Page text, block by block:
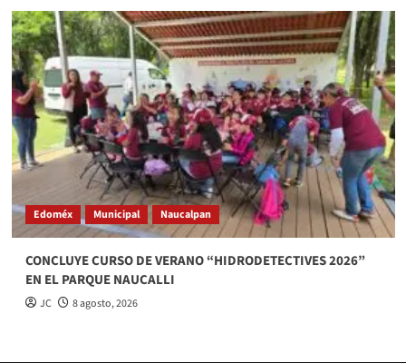
Edoméx Municipal Naucalpan
CONCLUYE CURSO DE VERANO “HIDRODETECTIVES 2026”
EN EL PARQUE NAUCALLI
JC 8 agosto, 2026